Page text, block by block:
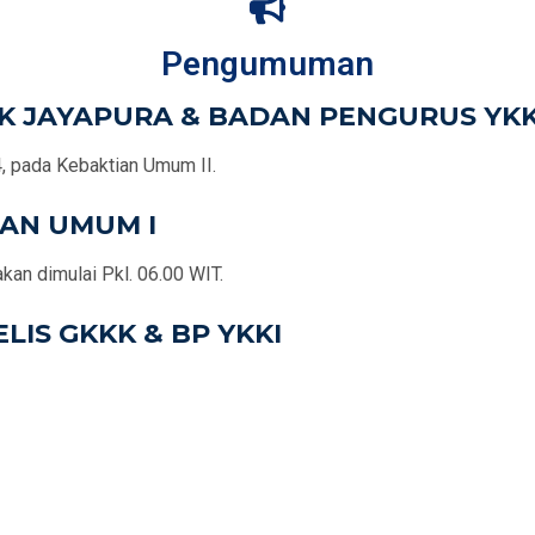
Pengumuman
JAYAPURA & BADAN PENGURUS
pada Kebaktian Umum II.
UMUM I
dimulai Pkl. 06.00 WIT.
GKKK & BP YKKI